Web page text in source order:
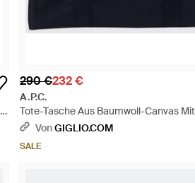
290 €232 €
A.P.C.
Tote-Tasche Aus Baumwoll-Canvas Mit
Doppelgriff Und Reißverschluss - Blau
VonGIGLIO.COM
SALE